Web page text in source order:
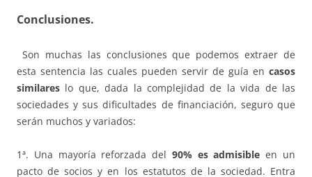
Conclusiones.
Son muchas las conclusiones que podemos extraer de
esta sentencia las cuales pueden servir de guía en casos
similares lo que, dada la complejidad de la vida de las
sociedades y sus dificultades de financiación, seguro que
serán muchos y variados:
1ª. Una mayoría reforzada del 90% es admisible en un
pacto de socios y en los estatutos de la sociedad. Entra